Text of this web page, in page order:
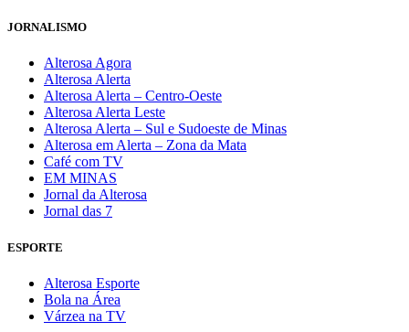
JORNALISMO
Alterosa Agora
Alterosa Alerta
Alterosa Alerta – Centro-Oeste
Alterosa Alerta Leste
Alterosa Alerta – Sul e Sudoeste de Minas
Alterosa em Alerta – Zona da Mata
Café com TV
EM MINAS
Jornal da Alterosa
Jornal das 7
ESPORTE
Alterosa Esporte
Bola na Área
Várzea na TV